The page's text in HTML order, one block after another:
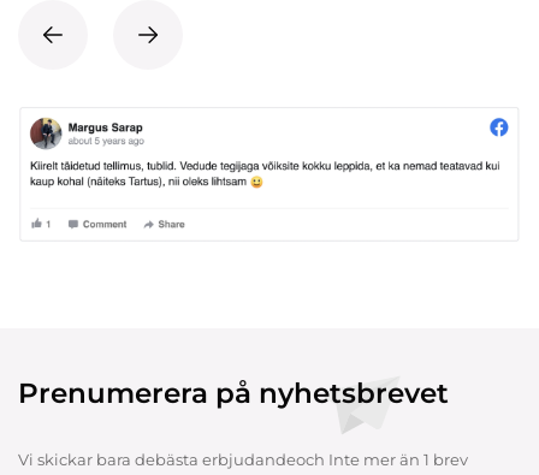
Prenumerera på nyhetsbrevet
Vi skickar bara debästa erbjudandeoch Inte mer än 1 brev